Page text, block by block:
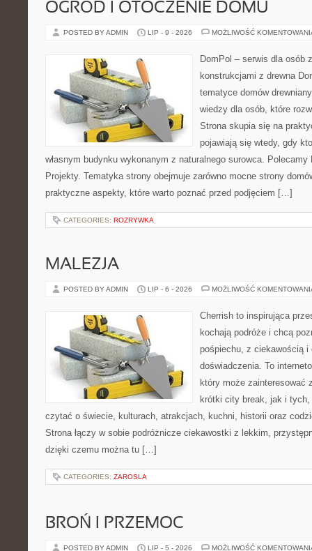
OGRÓD I OTOCZENIE DOMU
POSTED BY ADMIN LIP - 9 - 2026 MOŻLIWOŚĆ
DomPol – serwis dla osób
konstrukcjami z drewna
tematyce domów
wiedzy dla osób, które
Strona skupia się na
pojawiają się wtedy, gdy
własnym budynku wykonanym z naturalnego surowca.
Projekty. Tematyka strony obejmuje zarówno mocne strony
praktyczne aspekty, które warto poznać przed podjęciem […]
CATEGORIES: ROZRYWKA
MALEZJA
POSTED BY ADMIN LIP - 6 - 2026 MOŻLIWOŚĆ
Cherrish to inspirująca
kochają podróże i chcą
pośpiechu, z ciekawością i
doświadczenia. To
który może zainteresować
krótki city break, jak i
czytać o świecie, kulturach, atrakcjach, kuchni, historii oraz
Strona łączy w sobie podróżnicze ciekawostki z lekkim,
dzięki czemu można tu […]
CATEGORIES: ZAROSLA
BROŃ I PRZEMOC
POSTED BY ADMIN LIP - 5 - 2026 MOŻLIWOŚĆ